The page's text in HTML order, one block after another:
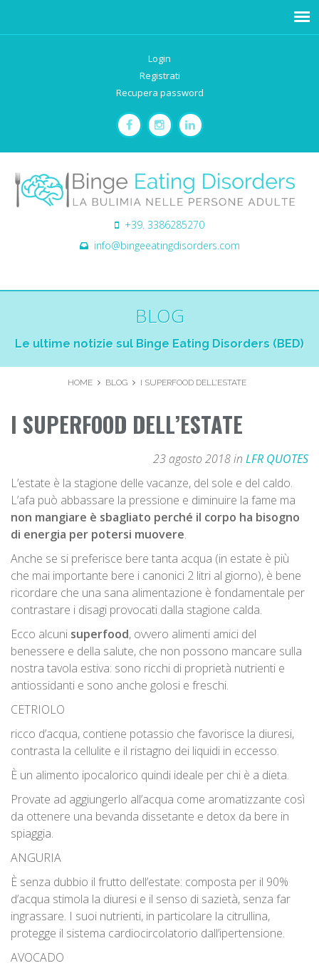
Login
Registrati
Recupera password
+39. 3386285270
info@bingeeatingdisorders.com
BLOG
Le ultime notizie sul Binge Eating Disorders (BED)
HOME BLOG I SUPERFOOD DELL’ESTATE
I SUPERFOOD DELL’ESTATE
23 agosto 2018 in LFR QUOTES
L’estate è la stagione delle vacanze, del sole e del caldo.
L’afa può abbassare la pressione e diminuire la fame ma
non mangiare è sbagliato perché il corpo ha bisogno
di energia per potersi muovere.
Anche se si preferisce bere tanta acqua (in estate è più
che mai importante bere i canonici 2 litri al giorno), è bene
ricordare che una sana alimentazione è fondamentale per
contrastare i disagi provocati dalla stagione calda.
Ecco alcuni superfood, ovvero alimenti amici del
benessere e della salute, che non possono mancare sulla
nostra tavola estiva: sono ricchi di proprietà nutrienti e
antiossidanti e sono anche golosi e freschi.
CETRIOLO
ricco d’acqua, contiene potassio che favorisce la diuresi,
contrasta la cellulite e il ristagno dei liquidi in eccesso.
È un alimento ipocalorico quindi ideale per chi è a dieta.
Provate ad aggiungerlo all’acqua come aromatizzante così
da ottenere una bevanda dissetante e detox da bere in
spiaggia.
ANGURIA
È senza dubbio il frutto dell’estate: composta per il 90%
d’acqua stimola la diuresi e il senso di sazietà, senza far
ingrassare. I suoi nutrienti, in particolare la citrullina,
protegge il sistema cardiocircolatorio dall’ipertensione.
AVOCADO